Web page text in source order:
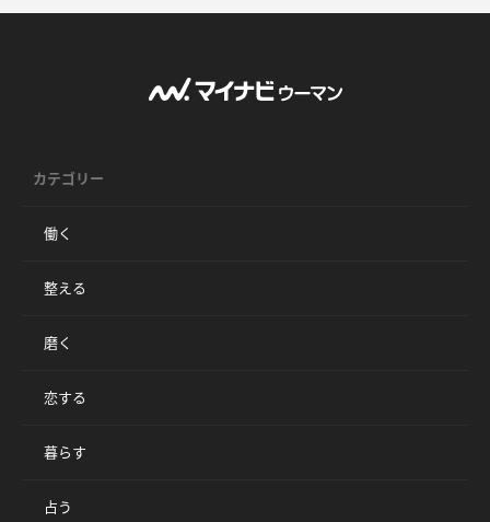
カテゴリー
働く
整える
磨く
恋する
暮らす
占う